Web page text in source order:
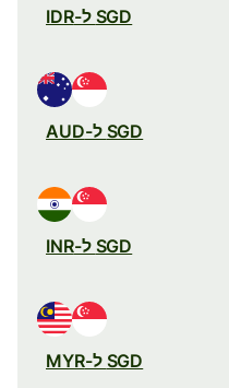
SGD ל-IDR
SGD ל-AUD
SGD ל-INR
SGD ל-MYR